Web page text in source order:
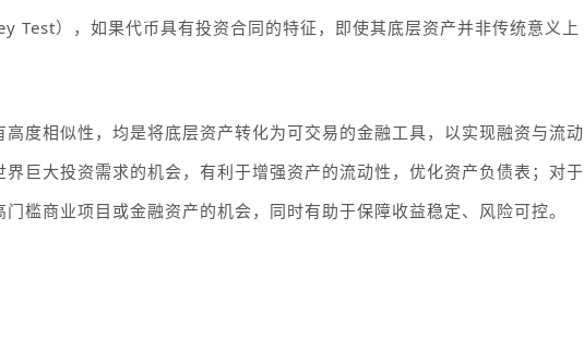
Test），如果代币具有投资合同的特征，即使其底层资产并非传统意义上
度相似性，均是将底层资产转化为可交易的金融工具，以实现融资与流动
界巨大投资需求的机会，有利于增强资产的流动性，优化资产负债表；对于
槛商业项目或金融资产的机会，同时有助于保障收益稳定、风险可控。